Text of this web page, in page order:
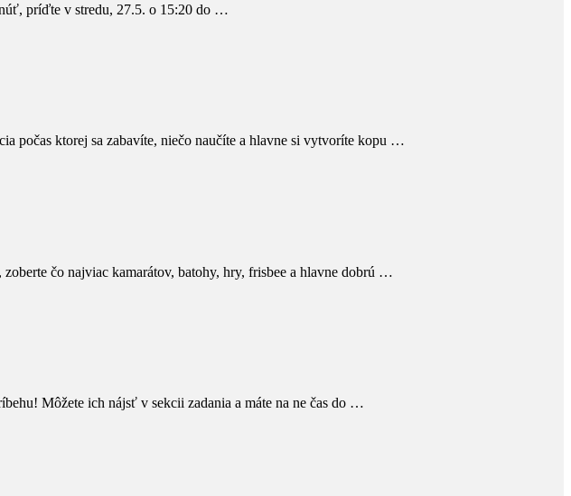
príďte v stredu, 27.5. o 15:20 do …
počas ktorej sa zabavíte, niečo naučíte a hlavne si vytvoríte kopu …
čo najviac kamarátov, batohy, hry, frisbee a hlavne dobrú …
Môžete ich nájsť v sekcii zadania a máte na ne čas do …